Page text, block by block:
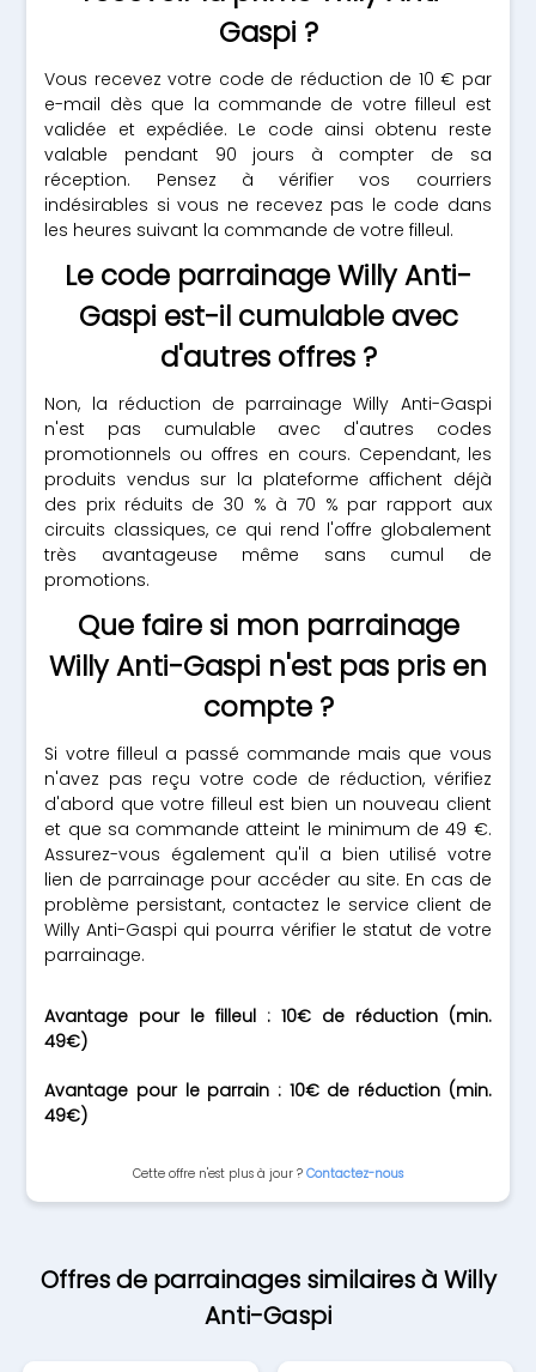
Gaspi ?
Vous recevez votre code de réduction de 10 € par
e-mail dès que la commande de votre filleul est
validée et expédiée. Le code ainsi obtenu reste
valable pendant 90 jours à compter de sa
réception. Pensez à vérifier vos courriers
indésirables si vous ne recevez pas le code dans
les heures suivant la commande de votre filleul.
Le code parrainage Willy Anti-
Gaspi est-il cumulable avec
d'autres offres ?
Non, la réduction de parrainage Willy Anti-Gaspi
n'est pas cumulable avec d'autres codes
promotionnels ou offres en cours. Cependant, les
produits vendus sur la plateforme affichent déjà
des prix réduits de 30 % à 70 % par rapport aux
circuits classiques, ce qui rend l'offre globalement
très avantageuse même sans cumul de
promotions.
Que faire si mon parrainage
Willy Anti-Gaspi n'est pas pris en
compte ?
Si votre filleul a passé commande mais que vous
n'avez pas reçu votre code de réduction, vérifiez
d'abord que votre filleul est bien un nouveau client
et que sa commande atteint le minimum de 49 €.
Assurez-vous également qu'il a bien utilisé votre
lien de parrainage pour accéder au site. En cas de
problème persistant, contactez le service client de
Willy Anti-Gaspi qui pourra vérifier le statut de votre
parrainage.
Avantage pour le filleul : 10€ de réduction (min.
49€)
Avantage pour le parrain : 10€ de réduction (min.
49€)
Cette offre n'est plus à jour ? Contactez-nous
Offres de parrainages similaires à Willy
Anti-Gaspi